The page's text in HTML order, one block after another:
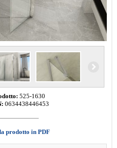
525-1630
0634438446453
prodotto in PDF